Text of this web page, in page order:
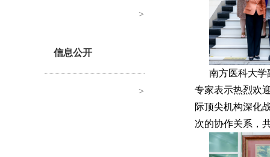
>
信息公开
>
南方医科大
专家表示热烈欢
际顶尖机构深化
次的协作关系，